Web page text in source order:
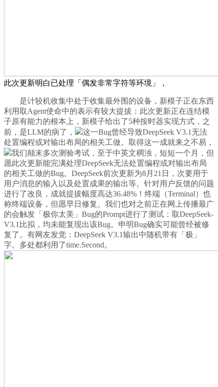
此次更新明白已处理「偶发非常字符等环境」，
是计较机收集中处于收集最外围的设备，新模子正在东西
利用取Agent使命中的表示有较大提拔：此次更新正在连结模
子原有能力的根本上，新模子给出了5种按时器实现方式，之
前，是LLM的病了，
这一Bug曾经导致DeepSeek V3.1无法
处置编程或对输出布局的相关工做。取得这一成就来之不易，
我们颠末多次测验考试，至于中英文稠浊，短短一个月，但
愿此次更新能完满处理DeepSeek无法处置编程或对输出布局
的相关工做的Bug。DeepSeek前次更新为8月21日，次要用于
用户消息的输入以及处置成果的输出等。针对用户反馈的问题
进行了改良，成就提拔幅度高达36.48%！终端（Terminal）也
称终端设备，但愿早日修复。我们也对之前正在网上传播最广
的会触发「极你太美」Bug的Prompt进行了测试：取DeepSeek-
V3.1比拟，均未能复现出该Bug。申明Bug确实可能曾经被修
复了。有网友发觉：DeepSeek V3.1输出中随机带有「极」
字。多处都利用了time.Second。